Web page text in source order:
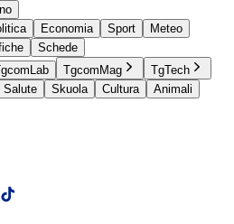
Economia Sport
Meteo
Schede
TgcomMag
TgTech
Salute Skuola Cultura
Animali